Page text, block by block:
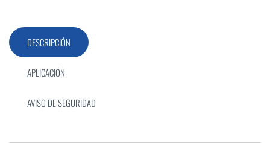
DESCRIPCIÓN
APLICACIÓN
AVISO DE SEGURIDAD